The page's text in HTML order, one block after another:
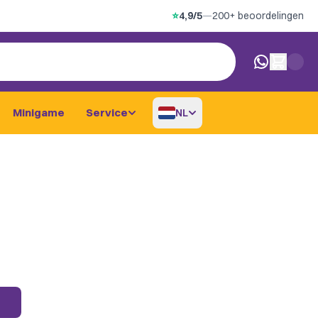
⭐4,9/5—200+ beoordelingen
0 artikelen
Minigame Service NL